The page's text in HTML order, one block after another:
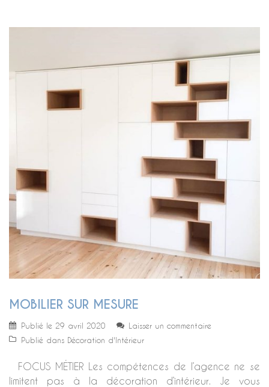
MOBILIER SUR MESURE
Publié le 29 avril 2020
Laisser un commentaire
Publié dans Décoration d'Intérieur
FOCUS MÉTIER Les compétences de l’agence ne se
limitent pas à la décoration d’intérieur. Je vous